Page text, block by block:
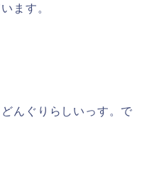
ます。
んぐりらしいっす。で